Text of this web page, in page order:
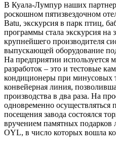
В Куала-Лумпур наших
роскошном пятизвездочном
Batu, экскурсия в парк птиц,
программы стала экскурсия на
крупнейшего производителя
выпускающей оборудование
На предприятии используется
разработок – это и тестовые
кондиционеры при минусовых
конвейерная линия,
производства в два раза. На
одновременно
посещения завода состоялся
вручением памятных
OYL, в число которых вошла